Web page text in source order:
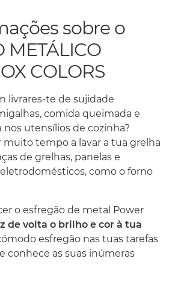
sobre o
METÁLICO
COLORS
livrares-te de sujidade
comida queimada e
nos utensílios de cozinha?
tempo a lavar a tua grelha
de grelhas, panelas e
como o forno
o esfregão de metal Power
de volta o brilho e cor à tua
esfregão nas tuas tarefas
conhece as suas inúmeras